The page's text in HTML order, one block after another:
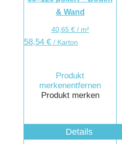
& Wand
40,65 €/ m²
58,54 € / Karton
Produkt
merkenentfernen
Produkt merken
Details